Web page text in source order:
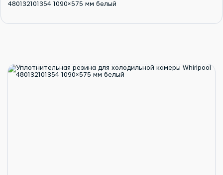
480132101354 1090×575 мм белый